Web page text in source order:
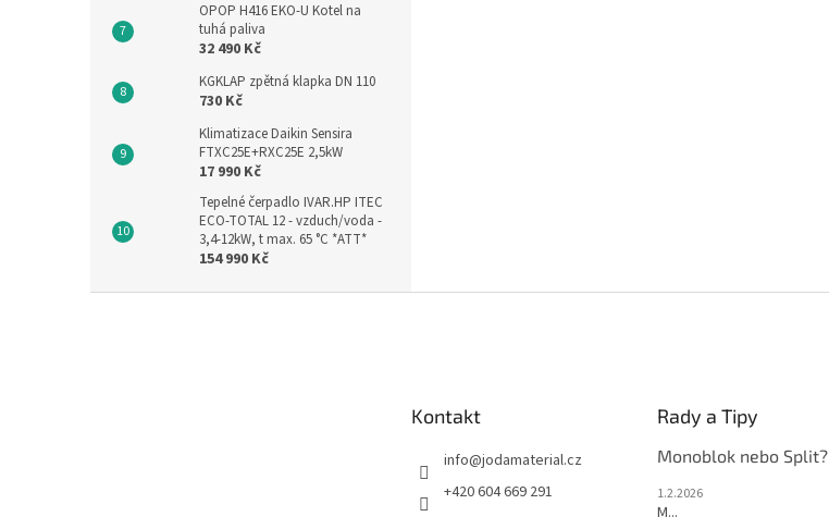
OPOP H416 EKO-U Kotel na
tuhá paliva
32 490 Kč
KGKLAP zpětná klapka DN 110
730 Kč
Klimatizace Daikin Sensira
FTXC25E+RXC25E 2,5kW
17 990 Kč
Tepelné čerpadlo IVAR.HP ITEC
ECO-TOTAL 12 - vzduch/voda -
3,4-12kW, t max. 65 °C *ATT*
154 990 Kč
Kontakt
info@jodamaterial.cz
+420 604 669 291
Rady a Tipy
Monoblok nebo Split?
1.2.2026
M...